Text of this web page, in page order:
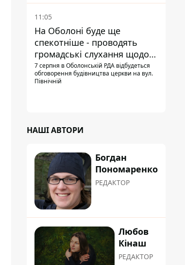
11:05
На Оболоні буде ще
спекотніше - проводять
громадські слухання щодо
храму УГКЦ на Північній
7 серпня в Оболонській РДА відбудеться
обговорення будівництва церкви на вул.
Північній
НАШІ АВТОРИ
Богдан
Пономаренко
РЕДАКТОР
Любов
Кінаш
РЕДАКТОР